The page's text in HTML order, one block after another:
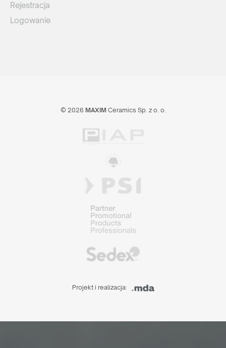
Rejestracja
Logowanie
© 2026 MAXIMCeramics Sp. z o. o.
Projekt i realizacja: